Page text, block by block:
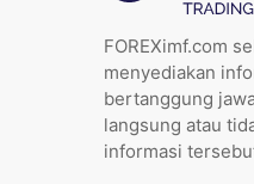
FOREXimf.com
menyediakan
bertanggung
langsung atau
informasi